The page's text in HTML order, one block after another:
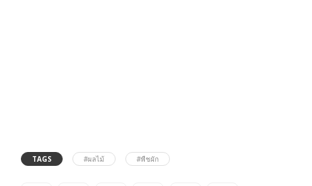
TAGS #ผลไม้ #พืชผัก